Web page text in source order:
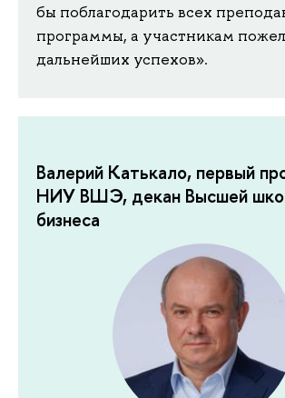
бы поблагодарить всех
программы, а участникам
дальнейших успехов».
Валерий Катькало, первый
НИУ ВШЭ, декан Высшей
бизнеса